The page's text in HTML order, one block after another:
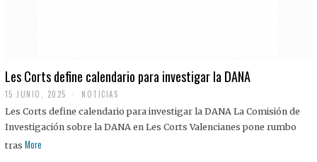
Les Corts define calendario para investigar la DANA
15 JUNIO, 2025 NOTICIAS
Les Corts define calendario para investigar la DANA La Comisión de
Investigación sobre la DANA en Les Corts Valencianes pone rumbo
tras More